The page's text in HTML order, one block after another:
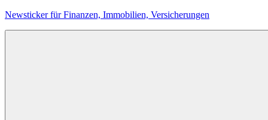
Zum
Newsticker für Finanzen, Immobilien, Versicherungen